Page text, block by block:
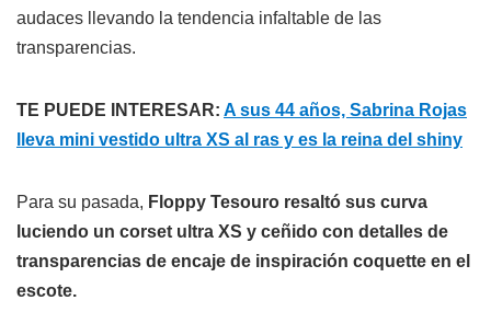
audaces llevando la tendencia infaltable de las
transparencias.
TE PUEDE INTERESAR: A sus 44 años, Sabrina Rojas
lleva mini vestido ultra XS al ras y es la reina del shiny
Para su pasada, Floppy Tesouro resaltó sus curva
luciendo un corset ultra XS y ceñido con detalles de
transparencias de encaje de inspiración coquette en el
escote.